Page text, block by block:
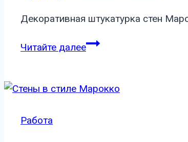
Декоративная штукатурка стен
Читайте далееДекоративная
Марокко
Работа